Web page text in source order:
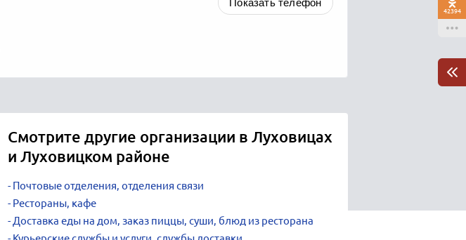
Показать телефон
Смотрите другие организации в Луховицах
и Луховицком районе
Почтовые отделения, отделения связи
Рестораны, кафе
Доставка еды на дом, заказ пиццы, суши, блюд из ресторана
42394